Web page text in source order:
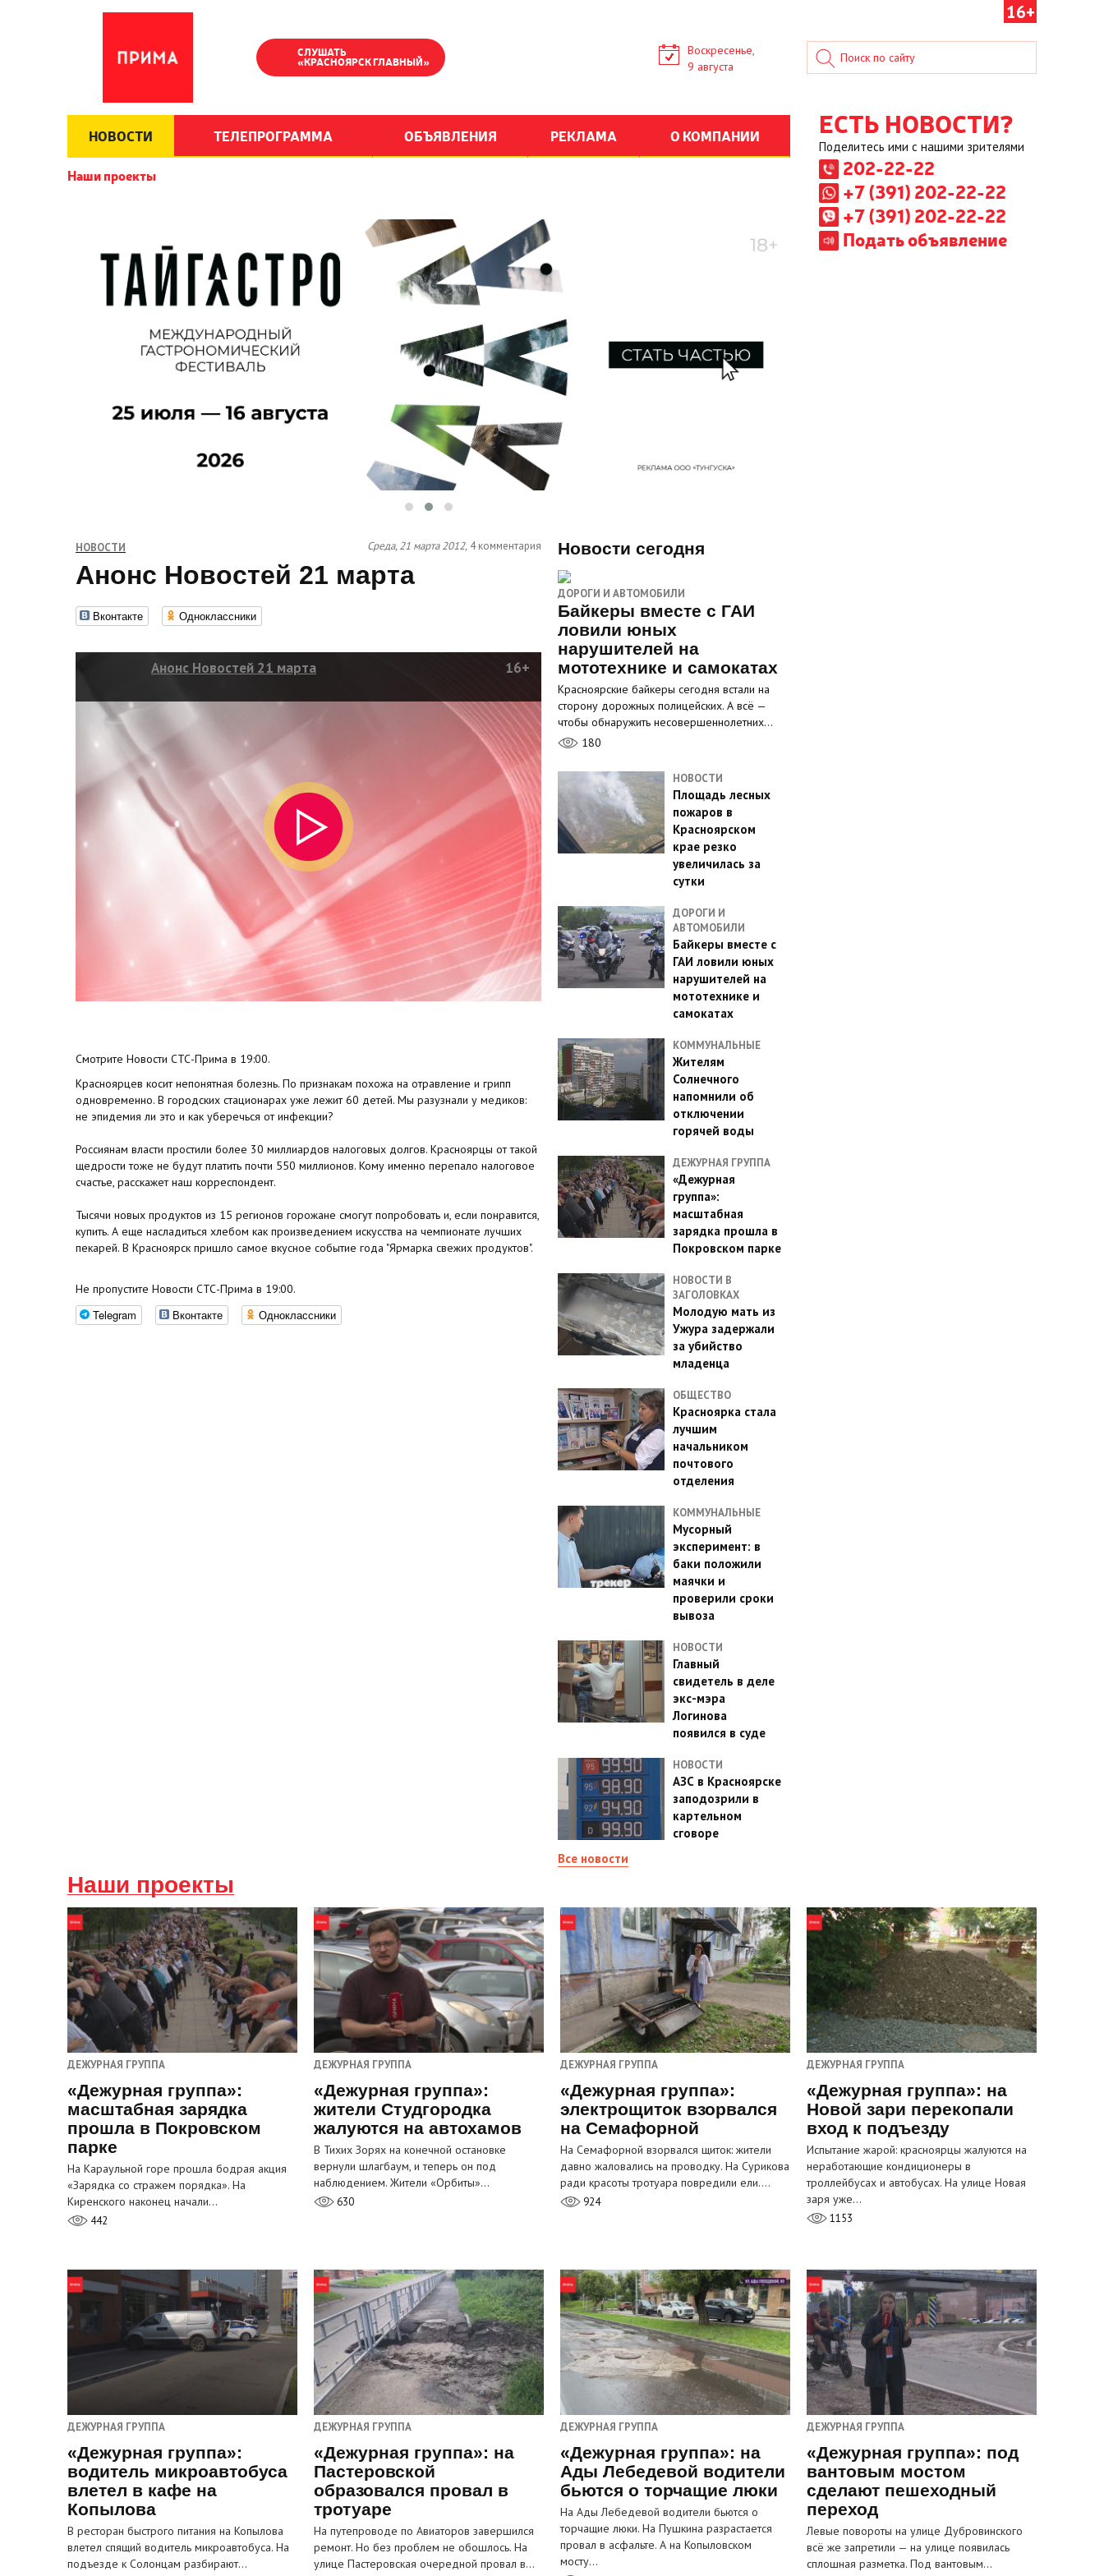
16+
СЛУШАТЬ
«КРАСНОЯРСК ГЛАВНЫЙ»
Воскресенье,
9 августа
НОВОСТИ ТЕЛЕПРОГРАММА ОБЪЯВЛЕНИЯ РЕКЛАМА О КОМПАНИИ
Наши проекты
ЕСТЬ НОВОСТИ?
Поделитесь ими с нашими зрителями
202-22-22
+7 (391) 202-22-22
+7 (391) 202-22-22
Подать объявление
НОВОСТИ Среда, 21 марта 2012, 4 комментария
Анонс Новостей 21 марта
Вконтакте Одноклассники
Анонс Новостей 21 марта 16+
Смотрите Новости СТС-Прима в 19:00.
Красноярцев косит непонятная болезнь. По признакам похожа на отравление и грипп
одновременно. В городских стационарах уже лежит 60 детей. Мы разузнали у медиков:
не эпидемия ли это и как уберечься от инфекции?
Россиянам власти простили более 30 миллиардов налоговых долгов. Красноярцы от такой
щедрости тоже не будут платить почти 550 миллионов. Кому именно перепало налоговое
счастье, расскажет наш корреспондент.
Тысячи новых продуктов из 15 регионов горожане смогут попробовать и, если понравится,
купить. А еще насладиться хлебом как произведением искусства на чемпионате лучших
пекарей. В Красноярск пришло самое вкусное событие года "Ярмарка свежих продуктов".
Не пропустите Новости СТС-Прима в 19:00.
Telegram Вконтакте Одноклассники
Новости сегодня
ДОРОГИ И АВТОМОБИЛИ
Байкеры вместе с ГАИ
ловили юных
нарушителей на
мототехнике и самокатах
Красноярские байкеры сегодня встали на
сторону дорожных полицейских. А всё —
чтобы обнаружить несовершеннолетних…
180
НОВОСТИ
Площадь лесных
пожаров в
Красноярском
крае резко
увеличилась за
сутки
ДОРОГИ И
АВТОМОБИЛИ
Байкеры вместе с
ГАИ ловили юных
нарушителей на
мототехнике и
самокатах
КОММУНАЛЬНЫЕ
Жителям
Солнечного
напомнили об
отключении
горячей воды
ДЕЖУРНАЯ ГРУППА
«Дежурная
группа»:
масштабная
зарядка прошла в
Покровском парке
НОВОСТИ В
ЗАГОЛОВКАХ
Молодую мать из
Ужура задержали
за убийство
младенца
ОБЩЕСТВО
Красноярка стала
лучшим
начальником
почтового
отделения
КОММУНАЛЬНЫЕ
Мусорный
эксперимент: в
баки положили
маячки и
проверили сроки
вывоза
НОВОСТИ
Главный
свидетель в деле
экс-мэра
Логинова
появился в суде
НОВОСТИ
АЗС в Красноярске
заподозрили в
картельном
сговоре
Все новости
Наши проекты
ДЕЖУРНАЯ ГРУППА
«Дежурная группа»:
масштабная зарядка
прошла в Покровском
парке
На Караульной горе прошла бодрая акция
«Зарядка со стражем порядка». На
Киренского наконец начали…
442
ДЕЖУРНАЯ ГРУППА
«Дежурная группа»:
жители Студгородка
жалуются на автохамов
В Тихих Зорях на конечной остановке
вернули шлагбаум, и теперь он под
наблюдением. Жители «Орбиты»…
630
ДЕЖУРНАЯ ГРУППА
«Дежурная группа»:
электрощиток взорвался
на Семафорной
На Семафорной взорвался щиток: жители
давно жаловались на проводку. На Сурикова
ради красоты тротуара повредили ели.…
924
ДЕЖУРНАЯ ГРУППА
«Дежурная группа»: на
Новой зари перекопали
вход к подъезду
Испытание жарой: красноярцы жалуются на
неработающие кондиционеры в
троллейбусах и автобусах. На улице Новая
заря уже…
1153
ДЕЖУРНАЯ ГРУППА
«Дежурная группа»:
водитель микроавтобуса
влетел в кафе на
Копылова
В ресторан быстрого питания на Копылова
влетел спящий водитель микроавтобуса. На
подъезде к Солонцам разбирают…
ДЕЖУРНАЯ ГРУППА
«Дежурная группа»: на
Пастеровской
образовался провал в
тротуаре
На путепроводе по Авиаторов завершился
ремонт. Но без проблем не обошлось. На
улице Пастеровская очередной провал в…
ДЕЖУРНАЯ ГРУППА
«Дежурная группа»: на
Ады Лебедевой водители
бьются о торчащие люки
На Ады Лебедевой водители бьются о
торчащие люки. На Пушкина разрастается
провал в асфальте. А на Копыловском
мосту…
ДЕЖУРНАЯ ГРУППА
«Дежурная группа»: под
вантовым мостом
сделают пешеходный
переход
Левые повороты на улице Дубровинского
всё же запретили — на улице появилась
сплошная разметка. Под вантовым…